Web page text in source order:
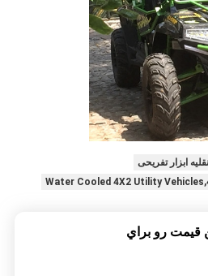
ابزار تفریحی
Water Cooled 4X2 Utility
قيمت رو براي